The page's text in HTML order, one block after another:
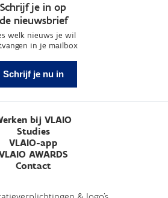
Schrijf je in op
de nieuwsbrief
welk nieuws je wil
in je mailbox
Schrijf je nu in
bij VLAIO
Studies
VLAIO-app
AWARDS
Contact